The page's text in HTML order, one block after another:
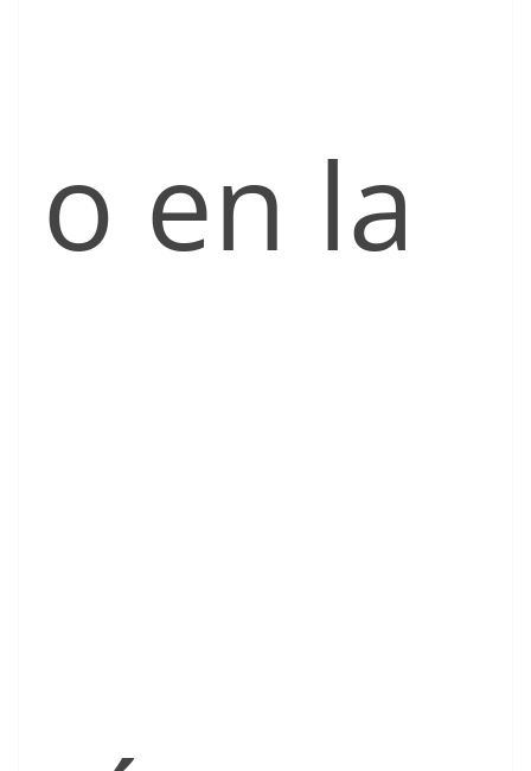
o en la